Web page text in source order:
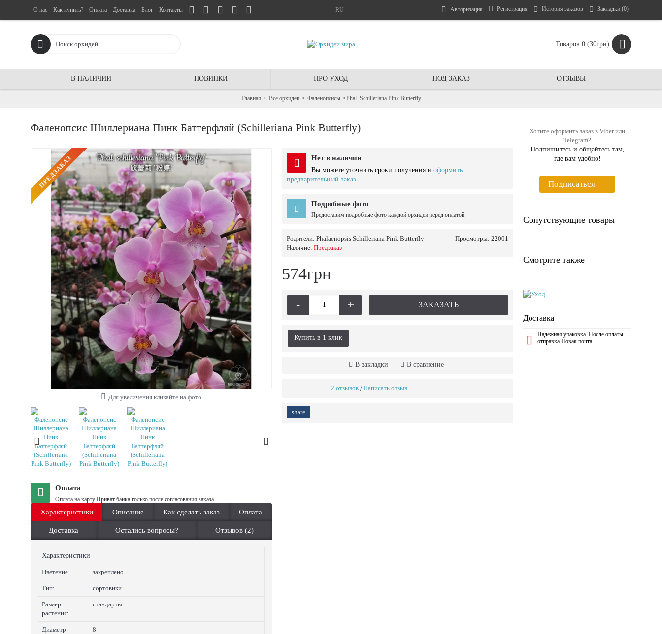
О нас Как купить? Оплата Доставка Блог Контакты RU Авторизация Регистрация История заказов Закладки (0)
Товаров 0 (30грн)
В НАЛИЧИИ НОВИНКИ ПРО УХОД ПОД ЗАКАЗ ОТЗЫВЫ
Главная Все орхидеи Фаленопсисы Phal. Schilleriana Pink Butterfly
Хотите оформить заказ в Viber или
Telegram?
Подпишитесь и общайтесь там,
где вам удобно!
Подписаться
Сопутствующие товары
Смотрите также
Доставка
Надежная упаковка. После оплаты
отправка Новая почта.
Фаленопсис Шиллериана Пинк Баттерфляй (Schilleriana Pink Butterfly)
ПРЕДЗАКАЗ
Для увеличения кликайте на фото
Оплата
Оплата на карту Приват банка только после согласования заказа
Характеристики Описание Как сделать заказ Оплата
Доставка Остались вопросы? Отзывов (2)
Характеристики
Цветение закреплено
Тип: сортовики
Размер
растения:
стандарты
Диаметр
8
Нет в наличии
Вы можете уточнить сроки получения и оформить
предварительный заказ.
Подробные фото
Предоставим подробные фото каждой орхидеи перед оплатой
Просмотры: 22001
Родители: Phalaenopsis Schilleriana Pink Butterfly
Наличие: Предзаказ
574грн
- + ЗАКАЗАТЬ
Купить в 1 клик
В закладки В сравнение
2 отзывов / Написать отзыв
share